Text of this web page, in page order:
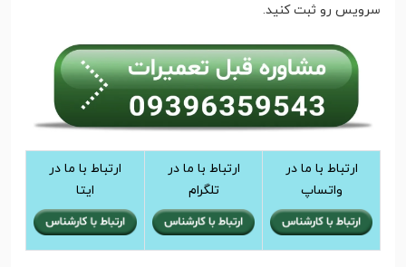
سرویس رو ثبت کنید.
ارتباط با ما در
واتساپ
ارتباط با ما در
تلگرام
ارتباط با ما در
ایتا